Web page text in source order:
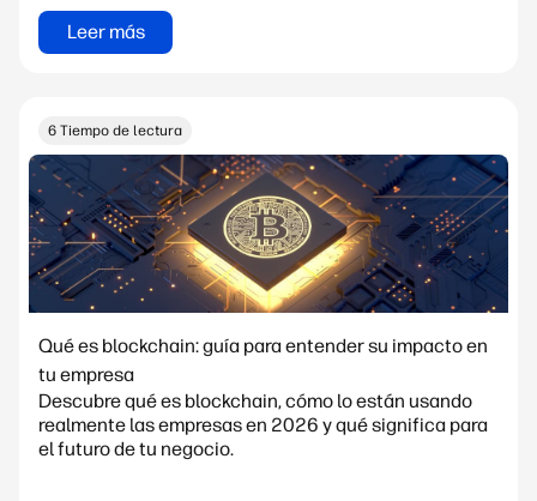
Leer más
6 Tiempo de lectura
Qué es blockchain: guía para entender su impacto en
tu empresa
Descubre qué es blockchain, cómo lo están usando
realmente las empresas en 2026 y qué significa para
el futuro de tu negocio.